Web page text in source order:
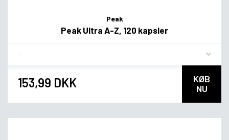
Peak
Peak Ultra A-Z, 120 kapsler
153,99 DKK
KØB
NU